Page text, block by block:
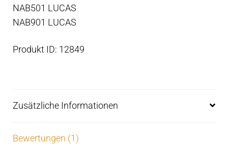
NAB501 LUCAS
NAB901 LUCAS
Produkt ID: 12849
Zusätzliche Informationen
Bewertungen (1)